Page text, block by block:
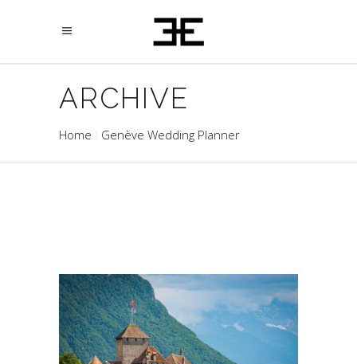
ARCHIVE
Home Genève Wedding Planner